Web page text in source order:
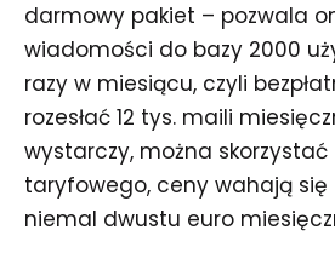
darmowy pakiet – pozwala
wiadomości do bazy 2000
razy w miesiącu, czyli
rozesłać 12 tys. maili
wystarczy, można
taryfowego, ceny wahają się
niemal dwustu euro